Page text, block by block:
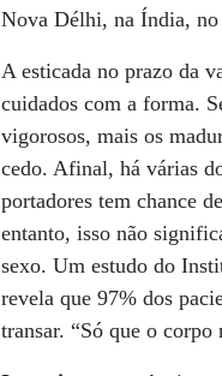
Nova Délhi, na Índia,
A esticada no prazo da
cuidados com a forma.
vigorosos, mais os
cedo. Afinal, há várias
portadores tem chance
entanto, isso não
sexo. Um estudo do
revela que 97% dos
transar. “Só que o